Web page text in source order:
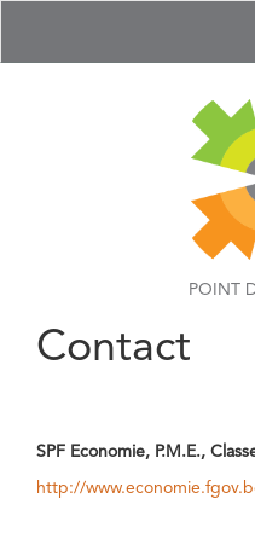
POINT
Contact
SPF Economie, P.M.E.,
http://